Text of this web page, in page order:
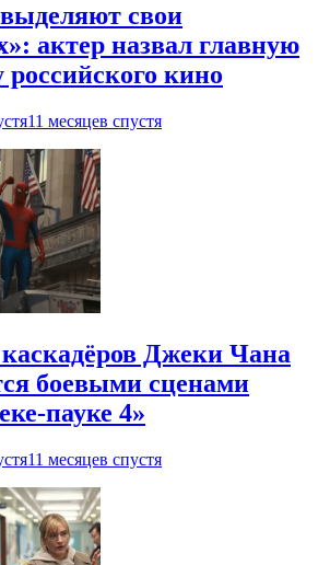
свои
актер назвал главную
российского кино
11 месяцев спустя
Джеки Чана
боевыми сценами
пауке 4»
11 месяцев спустя